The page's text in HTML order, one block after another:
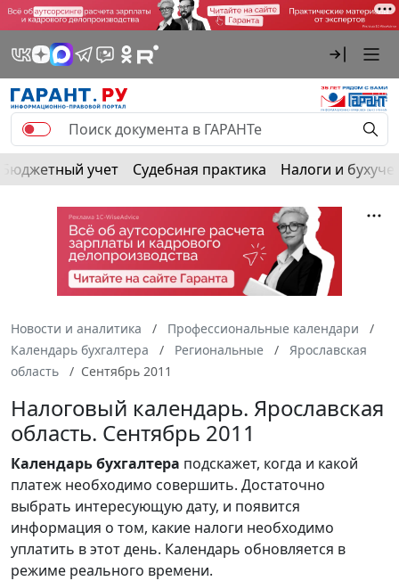
Бюджетный учет Судебная практика Налоги и
Новости и аналитика
Профессиональные календари
Календарь бухгалтера
Региональные
Ярославская
область
Сентябрь 2011
Налоговый календарь. Ярославская
область. Сентябрь 2011
Календарьбухгалтера подскажет, когда и какой
платеж необходимо совершить. Достаточно
выбрать интересующую дату, и появится
информация о том, какие налоги необходимо
уплатить в этот день. Календарь обновляется в
режиме реального времени.